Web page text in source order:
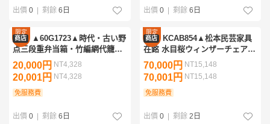
出價 0 剩餘 6日 出價 0 剩餘 6日
限定
優惠
商店 ▲60G1723▲時代・古い野
点三段重弁当箱・竹編網代籠
付・野点籠
20,000円 NT4,328
20,001円 NT4,328
免服務費
出價 0 剩餘 6日
限定
優惠
商店 KCAB854▲松本民芸家具
在銘 水目桜ウィンザーチェア・
ミズメザクラアンティークダイ
ニング椅子いすイス@
70,000円 NT15,148
70,001円 NT15,148
免服務費
出價 0 剩餘 2日